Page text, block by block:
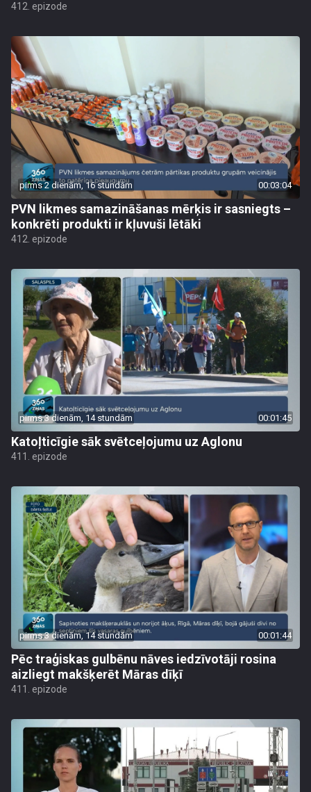
412. epizode
pirms 2 dienām, 16 stundām 00:03:04
PVN likmes samazināšanas mērķis ir sasniegts –
konkrēti produkti ir kļuvuši lētāki
412. epizode
pirms 3 dienām, 14 stundām 00:01:45
Katoļticīgie sāk svētceļojumu uz Aglonu
411. epizode
pirms 3 dienām, 14 stundām 00:01:44
Pēc traģiskas gulbēnu nāves iedzīvotāji rosina
aizliegt makšķerēt Māras dīķī
411. epizode